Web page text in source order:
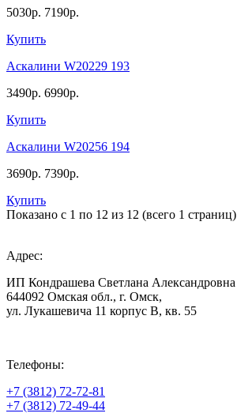
5030р. 7190р.
Купить
Аскалини W20229 193
3490р. 6990р.
Купить
Аскалини W20256 194
3690р. 7390р.
Купить
Показано с 1 по 12 из 12 (всего 1 страниц)
Адрес:
ИП Кондрашева Светлана Александровна
644092 Омская обл., г. Омск,
ул. Лукашевича 11 корпус В, кв. 55
Телефоны:
+7 (3812) 72-72-81
+7 (3812) 72-49-44